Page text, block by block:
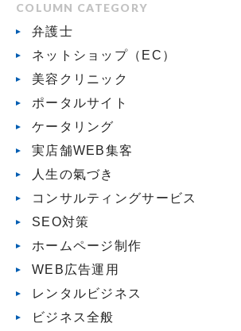
COLUMN CATEGORY
弁護士
ネットショップ（EC）
美容クリニック
ポータルサイト
ケータリング
実店舗WEB集客
人生の氣づき
コンサルティングサービス
SEO対策
ホームページ制作
WEB広告運用
レンタルビジネス
ビジネス全般